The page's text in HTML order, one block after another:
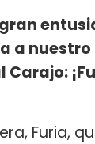
a
Carajo:
Furia,